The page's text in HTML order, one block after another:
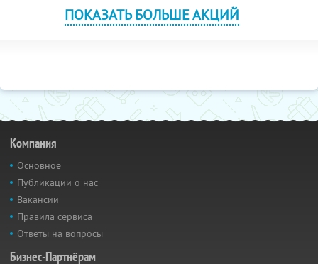
ПОКАЗАТЬ БОЛЬШЕ АКЦИЙ
Компания
Основное
Публикации о нас
Вакансии
Правила сервиса
Ответы на вопросы
Бизнес-Партнёрам